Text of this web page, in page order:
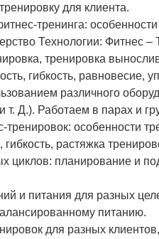
для клиента.
тренинга:
Технологии: Фитнес
тренировка
гибкость, равновесие,
различного
т. Д.). Работаем в парах и
особенности
растяжка
циклов: планирование и
и питания для разных
питанию.
для разных